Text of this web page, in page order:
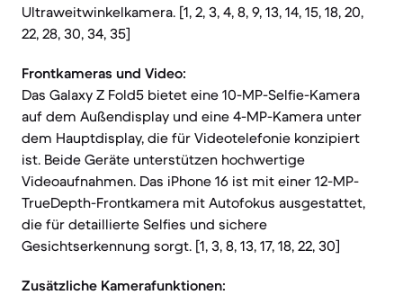
Ultraweitwinkelkamera. [1, 2, 3, 4, 8, 9, 13, 14, 15, 18, 20,
22, 28, 30, 34, 35]
Frontkameras und Video:
Das Galaxy Z Fold5 bietet eine 10-MP-Selfie-Kamera
auf dem Außendisplay und eine 4-MP-Kamera unter
dem Hauptdisplay, die für Videotelefonie konzipiert
ist. Beide Geräte unterstützen hochwertige
Videoaufnahmen. Das iPhone 16 ist mit einer 12-MP-
TrueDepth-Frontkamera mit Autofokus ausgestattet,
die für detaillierte Selfies und sichere
Gesichtserkennung sorgt. [1, 3, 8, 13, 17, 18, 22, 30]
Zusätzliche Kamerafunktionen: